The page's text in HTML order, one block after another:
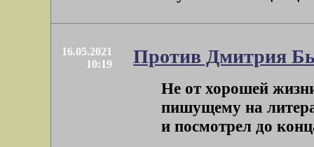
16.05.2021
10:19
Против Дмитрия
Не от хорошей
пишущему на
и посмотрел до